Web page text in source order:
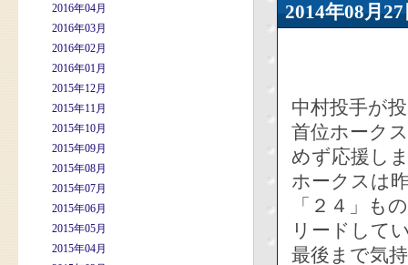
2016年04月
2016年03月
2016年02月
2016年01月
2015年12月
2015年11月
2015年10月
2015年09月
2015年08月
2015年07月
2015年06月
2015年05月
2015年04月
2014年08
中村投手が
首位ホーク
めず応援し
ホークスは
「２４」も
リードして
最後まで気